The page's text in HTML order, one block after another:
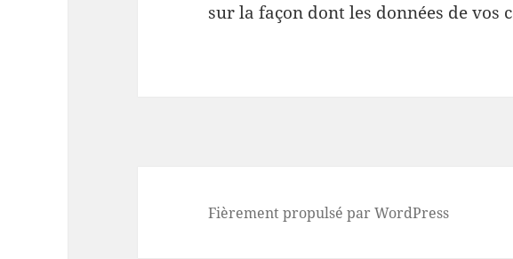
sur la façon dont les données de vos
Fièrement propulsé par WordPress